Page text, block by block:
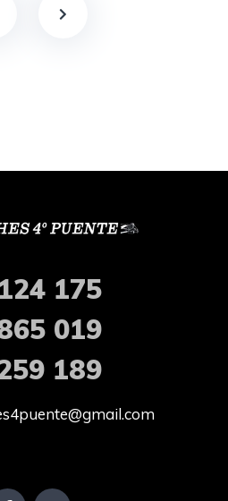
175
019
189